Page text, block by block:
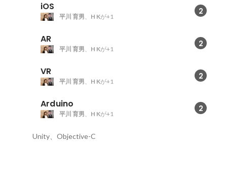
iOS 2
平川 育男、 H Kが+1
AR 2
平川 育男、 H Kが+1
VR 2
平川 育男、 H Kが+1
Arduino 2
平川 育男、 H Kが+1
Unity、Objective-C